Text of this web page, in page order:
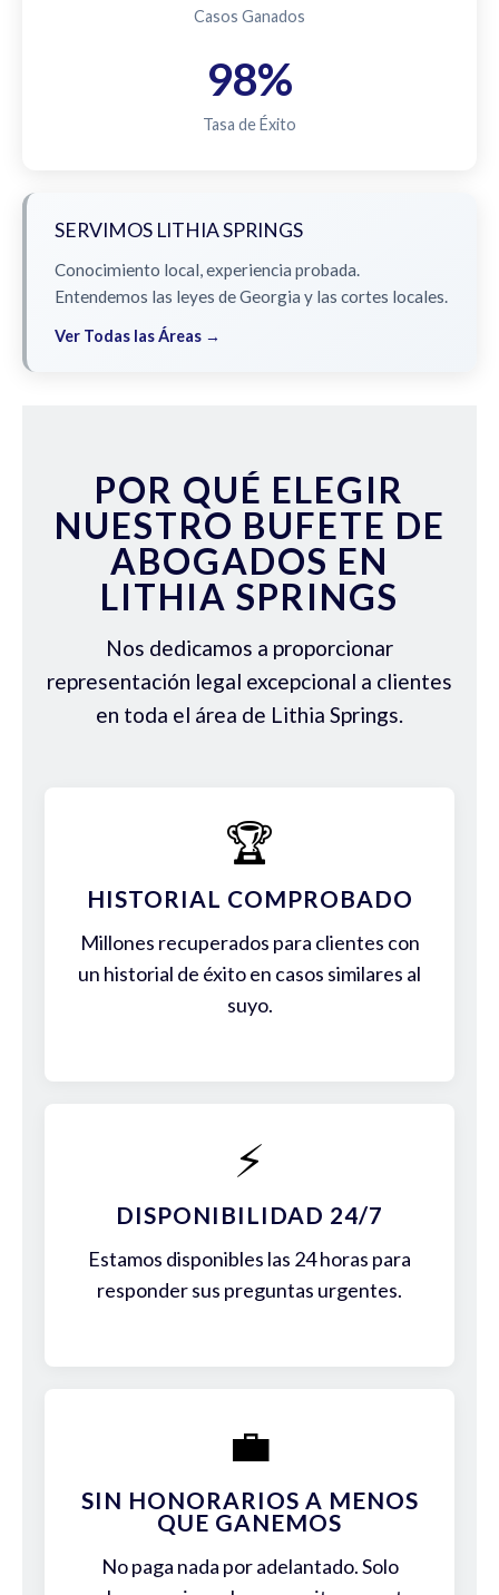
Casos Ganados
98%
Tasa de Éxito
SERVIMOS LITHIA SPRINGS
Conocimiento local, experiencia probada.
Entendemos las leyes de Georgia y las cortes locales.
Ver Todas las Áreas →
POR QUÉ ELEGIR
NUESTRO BUFETE DE
ABOGADOS EN
LITHIA SPRINGS
Nos dedicamos a proporcionar
representación legal excepcional a clientes
en toda el área de Lithia Springs.
🏆
HISTORIAL COMPROBADO
Millones recuperados para clientes con
un historial de éxito en casos similares al
suyo.
⚡
DISPONIBILIDAD 24/7
Estamos disponibles las 24 horas para
responder sus preguntas urgentes.
💼
SIN HONORARIOS A MENOS
QUE GANEMOS
No paga nada por adelantado. Solo